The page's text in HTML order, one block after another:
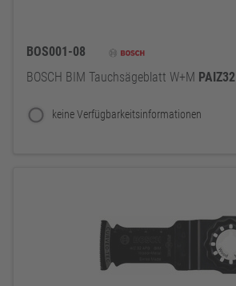
BOS001-08
BOSCH BIM Tauchsägeblatt W+M PAIZ32
keine Verfügbarkeitsinformationen